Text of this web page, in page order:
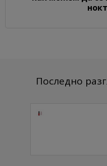
Последно